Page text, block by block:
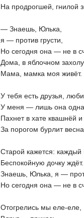
На продрогшей, гнилой
— Знаешь, Юлька,
я — против грусти,
Но сегодня она — не в
Дома, в яблочном
Мама, мамка моя живёт.
У тебя есть друзья,
У меня — лишь она
Пахнет в хате квашнёй
За порогом бурлит
Старой кажется: каждый
Беспокойную дочку
Знаешь, Юлька, я —
Но сегодня она — не в
Отогрелись мы еле-еле,